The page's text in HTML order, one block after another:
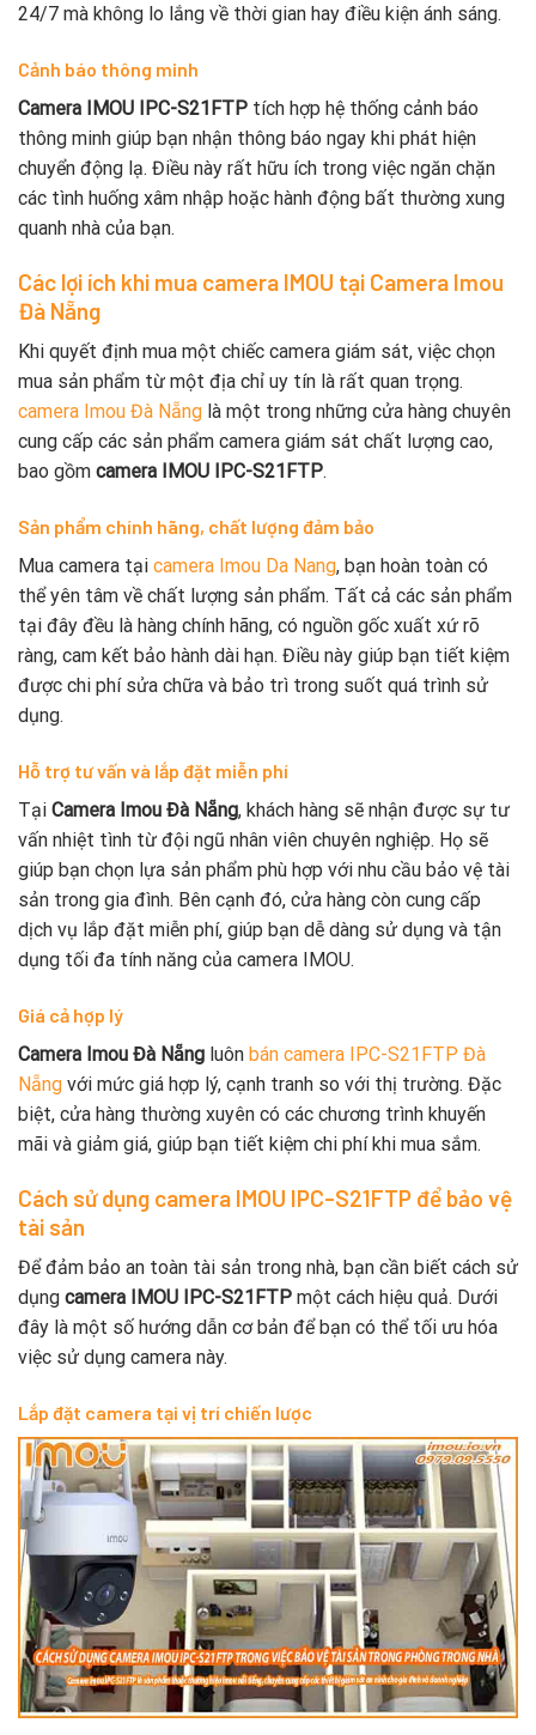
24/7 mà không lo lắng về thời gian hay điều kiện ánh sáng.
Cảnh báo thông minh
Camera IMOU IPC-S21FTP tích hợp hệ thống cảnh báo
thông minh giúp bạn nhận thông báo ngay khi phát hiện
chuyển động lạ. Điều này rất hữu ích trong việc ngăn chặn
các tình huống xâm nhập hoặc hành động bất thường xung
quanh nhà của bạn.
Các lợi ích khi mua camera IMOU tại Camera Imou
Đà Nẵng
Khi quyết định mua một chiếc camera giám sát, việc chọn
mua sản phẩm từ một địa chỉ uy tín là rất quan trọng.
camera Imou Đà Nẵng là một trong những cửa hàng chuyên
cung cấp các sản phẩm camera giám sát chất lượng cao,
bao gồm camera IMOU IPC-S21FTP.
Sản phẩm chính hãng, chất lượng đảm bảo
Mua camera tại camera Imou Da Nang, bạn hoàn toàn có
thể yên tâm về chất lượng sản phẩm. Tất cả các sản phẩm
tại đây đều là hàng chính hãng, có nguồn gốc xuất xứ rõ
ràng, cam kết bảo hành dài hạn. Điều này giúp bạn tiết kiệm
được chi phí sửa chữa và bảo trì trong suốt quá trình sử
dụng.
Hỗ trợ tư vấn và lắp đặt miễn phí
Tại Camera Imou Đà Nẵng, khách hàng sẽ nhận được sự tư
vấn nhiệt tình từ đội ngũ nhân viên chuyên nghiệp. Họ sẽ
giúp bạn chọn lựa sản phẩm phù hợp với nhu cầu bảo vệ tài
sản trong gia đình. Bên cạnh đó, cửa hàng còn cung cấp
dịch vụ lắp đặt miễn phí, giúp bạn dễ dàng sử dụng và tận
dụng tối đa tính năng của camera IMOU.
Giá cả hợp lý
Camera Imou Đà Nẵng luôn bán camera IPC-S21FTP Đà
Nẵng với mức giá hợp lý, cạnh tranh so với thị trường. Đặc
biệt, cửa hàng thường xuyên có các chương trình khuyến
mãi và giảm giá, giúp bạn tiết kiệm chi phí khi mua sắm.
Cách sử dụng camera IMOU IPC-S21FTP để bảo vệ
tài sản
Để đảm bảo an toàn tài sản trong nhà, bạn cần biết cách sử
dụng camera IMOU IPC-S21FTP một cách hiệu quả. Dưới
đây là một số hướng dẫn cơ bản để bạn có thể tối ưu hóa
việc sử dụng camera này.
Lắp đặt camera tại vị trí chiến lược